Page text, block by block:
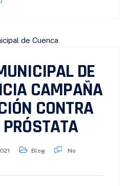
DE
CAMPAÑA
CONTRA
Blog
No